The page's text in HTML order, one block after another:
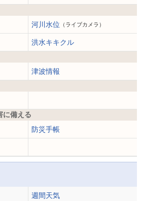
河川水位 （ライブカメラ）
洪水キキクル
津波情報
に備える
防災手帳
週間天気